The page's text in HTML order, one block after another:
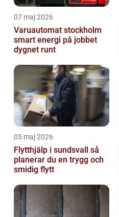
07 maj 2026
Varuautomat stockholm
smart energi på jobbet
dygnet runt
05 maj 2026
Flytthjälp i sundsvall så
planerar du en trygg och
smidig flytt